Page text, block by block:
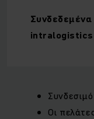
intralogistics
Οι